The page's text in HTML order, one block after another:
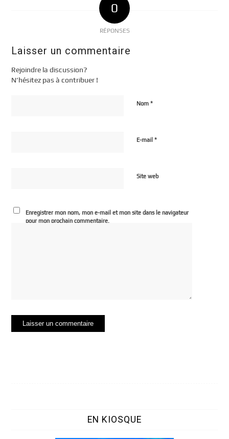
0
RÉPONSES
Laisser un commentaire
Rejoindre la discussion?
N’hésitez pas à contribuer !
Nom*
E-mail*
Site web
Enregistrer mon nom, mon e-mail et mon site dans le navigateur
pour mon prochain commentaire.
EN KIOSQUE